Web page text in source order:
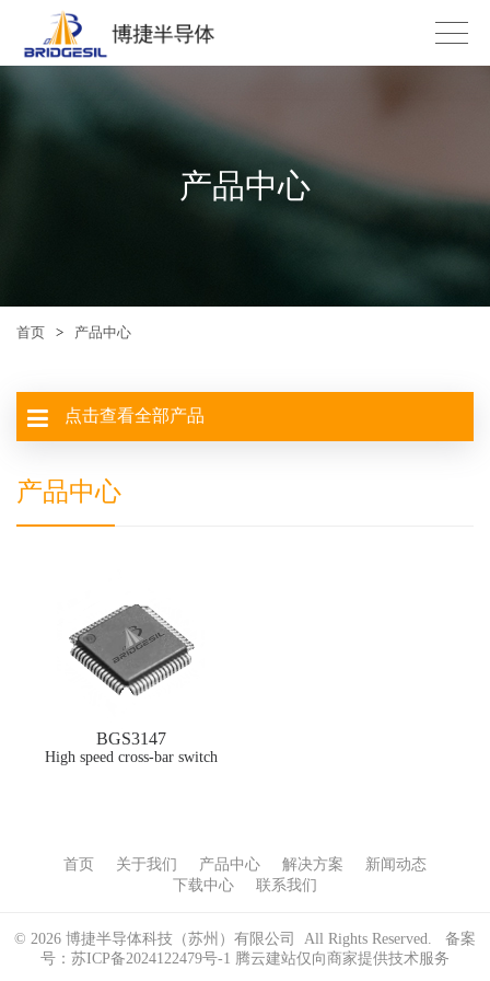
产品中心
首页 > 产品中心
点击查看全部产品
产品中心
BGS3147
High speed cross-bar switch
首页 关于我们 产品中心 解决方案
新闻动态
下载中心
联系我们
© 2026 博捷半导体科技（苏州）有限公司 All Rights Reserved. 备案
号： 苏ICP备2024122479号-1 腾云建站仅向商家提供技术服务